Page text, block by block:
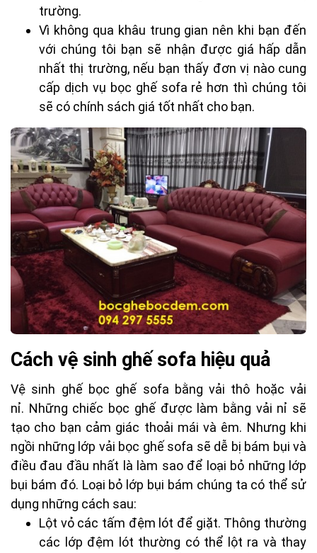
trường.
Vì không qua khâu trung gian nên khi bạn đến
với chúng tôi bạn sẽ nhận được giá hấp dẫn
nhất thị trường, nếu bạn thấy đơn vị nào cung
cấp dịch vụ bọc ghế sofa rẻ hơn thì chúng tôi
sẽ có chính sách giá tốt nhất cho bạn.
Cách vệ sinh ghế sofa hiệu quả
Vệ sinh ghế bọc ghế sofa bằng vải thô hoặc vải
nỉ. Những chiếc bọc ghế được làm bằng vải nỉ sẽ
tạo cho bạn cảm giác thoải mái và êm. Nhưng khi
ngồi những lớp vải bọc ghế sofa sẽ dễ bị bám bụi và
điều đau đầu nhất là làm sao để loại bỏ những lớp
bụi bám đó. Loại bỏ lớp bụi bám chúng ta có thể sử
dụng những cách sau:
Lột vỏ các tấm đệm lót để giặt. Thông thường
các lớp đệm lót thường có thể lột ra và thay